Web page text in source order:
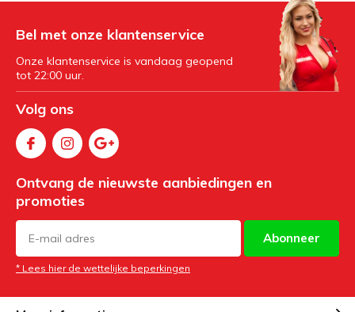
Bel met onze klantenservice
Onze klantenservice is vandaag geopend
tot 22:00 uur.
Volg ons
Ontvang de nieuwste aanbiedingen en
promoties
Abonneer
* Lees hier de wettelijke beperkingen